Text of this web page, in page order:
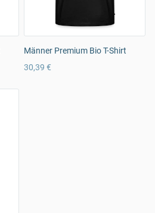
Männer Premium Bio T-Shirt
30,39 €